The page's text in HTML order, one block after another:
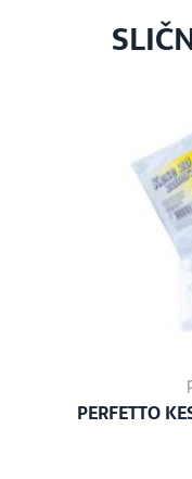
PERFETTO